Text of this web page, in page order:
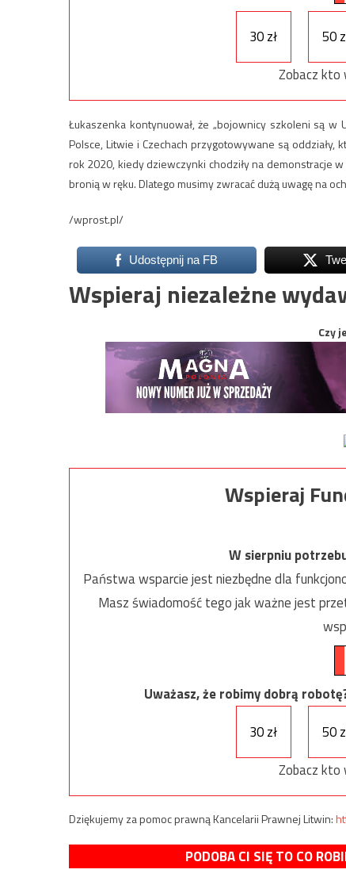
30 zł 50
Zobacz kto
Łukaszenka kontynuował, że „bojownicy szkoleni są w
Polsce, Litwie i Czechach przygotowywane są
rok 2020, kiedy dziewczynki chodziły na demonstracje
bronią w ręku. Dlatego musimy zwracać dużą uwagę na
/wprost.pl/
Udostępnij na FB
Wspieraj niezależne
Czy
Wspieraj
W sierpniu
Państwa wsparcie jest niezbędne dla
Masz świadomość tego jak ważne jest
Uważasz, że robimy dobrą
30 zł
50
Zobacz kto
Dziękujemy za pomoc prawną Kancelarii Prawnej Litwin:
PODOBA CI SIĘ TO CO